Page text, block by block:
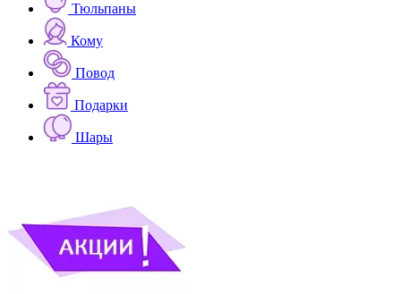
Тюльпаны
Кому
Повод
Подарки
Шары